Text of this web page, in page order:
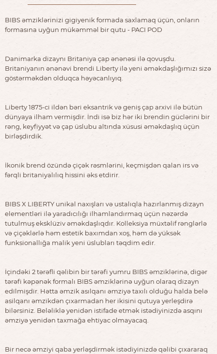
BIBS əmziklərinizi gigiyenik formada saxlamaq üçün, onların
formasına uyğun mükəmməl bir qutu - PACI POD
Danimarka dizaynı Britaniya çap ənənəsi ilə qovuşdu.
Britaniyanın ənənəvi brendi Liberty ilə yeni əməkdaşlığımızı sizə
göstərməkdən olduqca həyəcanlıyıq.
Liberty 1875-ci ildən bəri eksantrik və geniş çap arxivi ilə bütün
dünyaya ilham vermişdir. İndi isə biz hər iki brendin güclərini bir
rəng, keyfiyyət və çap üslubu altında xüsusi əməkdaşlıq üçün
birləşdirdik.
İkonik brend özündə çiçək rəsmlərini, keçmişdən qalan irs və
fərqli britaniyalılıq hissini əks etdirir.
BIBS X LIBERTY unikal naxışları və ustalıqla hazırlanmış dizayn
elementləri ilə yaradıcılığı ilhamlandırmaq üçün nəzərdə
tutulmuş eksklüziv əməkdaşlıqdır. Kolleksiya müxtəlif rənglərlə
və çiçəklərlə həm estetik baxımdan xoş, həm də yüksək
funksionallığa malik yeni üslubları təqdim edir.
İçindəki 2 tərəfli qəlibin bir tərəfi yumru BIBS əmziklərinə, digər
tərəfi kəpənək formalı BIBS əmziklərinə uyğun olaraq dizayn
edilmişdir. Hətta əmzik asılqanı əmziyə taxılı olduğu halda belə
asilqanı əmzikdən çıxarmadan her ikisini qutuya yerleşdirə
bilərsiniz. Beləliklə yenidən istifade etmək istədiyinizdə asqını
əmziyə yenidən taxmağa ehtiyac olmayacaq.
Bir necə əmziyi qaba yerləşdirmək istədiyinizdə qəlibi çıxararaq